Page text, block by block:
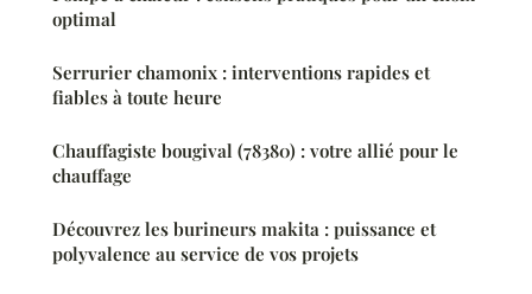
optimal
Serrurier chamonix : interventions rapides et
fiables à toute heure
Chauffagiste bougival (78380) : votre allié pour le
chauffage
Découvrez les burineurs makita : puissance et
polyvalence au service de vos projets